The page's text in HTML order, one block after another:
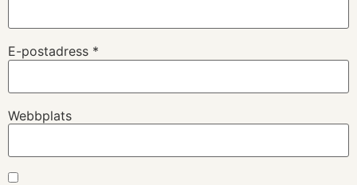
E-postadress *
Webbplats